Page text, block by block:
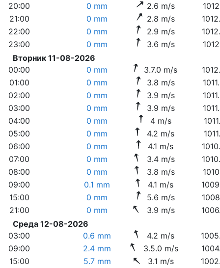
20:00
0 mm 2.6 m/s
21:00
0 mm 2.8 m/s
22:00
0 mm 2.9 m/s
23:00
0 mm 3.6 m/s
Вторник 11-08-2026
00:00
0 mm 3.7.0 m/s
01:00
0 mm 3.8 m/s
02:00
0 mm 3.9 m/s
03:00
0 mm 3.9 m/s
04:00
0 mm 4 m/s
05:00
0 mm 4.2 m/s
06:00
0 mm 4.1 m/s
07:00
0 mm 3.4 m/s
08:00
0 mm 3.8 m/s
09:00
0.1 mm 4.1 m/s
15:00
0 mm 5.6 m/s
21:00
0 mm 3.9 m/s
Среда 12-08-2026
03:00
0.6 mm 4.2 m/s
09:00
2.4 mm 3.5.0 m/s
15:00
5.7 mm 3.1 m/s